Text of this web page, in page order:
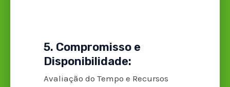
5. Compromisso e
Disponibilidade:
Avaliação do Tempo e Recursos